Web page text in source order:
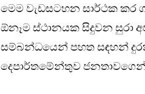
මෙම වැඩසටහන සාර්ථක කර
ඕනෑම ස්ථානයක සිදුවන සුරා
සම්බන්ධයෙන් පහත සඳහන්
දෙපාර්තමේන්තුව